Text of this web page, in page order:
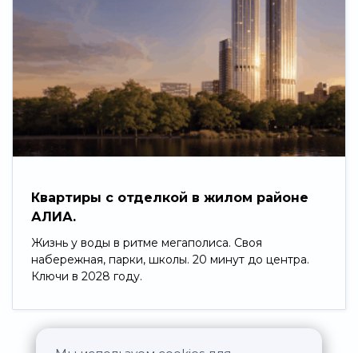
Квартиры с отделкой в жилом районе
АЛИА.
Жизнь у воды в ритме мегаполиса. Своя
набережная, парки, школы. 20 минут до центра.
Ключи в 2028 году.